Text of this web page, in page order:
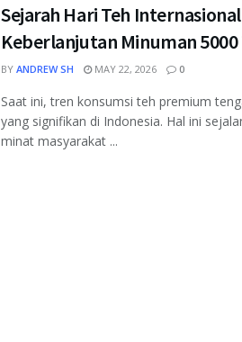
Sejarah Hari Teh
Keberlanjutan Minuman 5000
BY ANDREW SH MAY 22, 2026 0
Saat ini, tren konsumsi teh premium
yang signifikan di Indonesia. Hal ini
minat masyarakat ...